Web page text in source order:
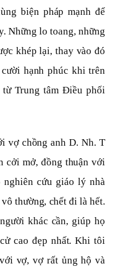
biện pháp mạnh để
Những lo toang, những
khép lại, thay vào đó
hạnh phúc khi trên
Trung tâm Điều phối
vợ chồng anh D. Nh. T
cởi mở, đồng thuận với
cứu giáo lý nhà
thường, chết đi là hết.
khác cần, giúp họ
cao đẹp nhất. Khi tôi
vợ, vợ rất ủng hộ và